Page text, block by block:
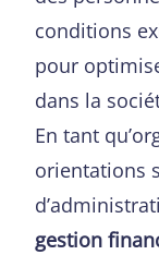
conditions
pour
dans la
En tant
orientations
gestion